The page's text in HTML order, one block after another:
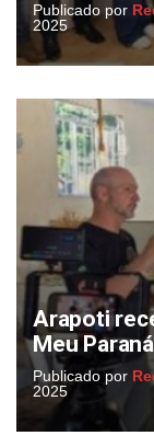
Publicado por
2025
Arapoti
Meu
Publicado por
2025